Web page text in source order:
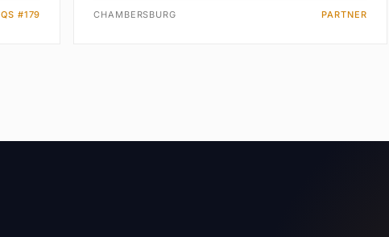
QS #179 CHAMBERSBURG PARTNER